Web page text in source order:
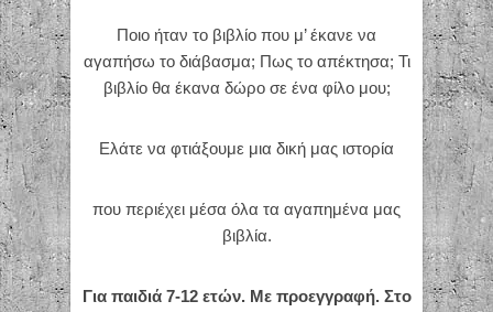
Ποιο ήταν το βιβλίο που μ’ έκανε να
αγαπήσω το διάβασμα; Πως το απέκτησα; Τι
βιβλίο θα έκανα δώρο σε ένα φίλο μου;
Ελάτε να φτιάξουμε μια δική μας ιστορία
που περιέχει μέσα όλα τα αγαπημένα μας
βιβλία.
Για παιδιά 7-12 ετών. Με προεγγραφή. Στο